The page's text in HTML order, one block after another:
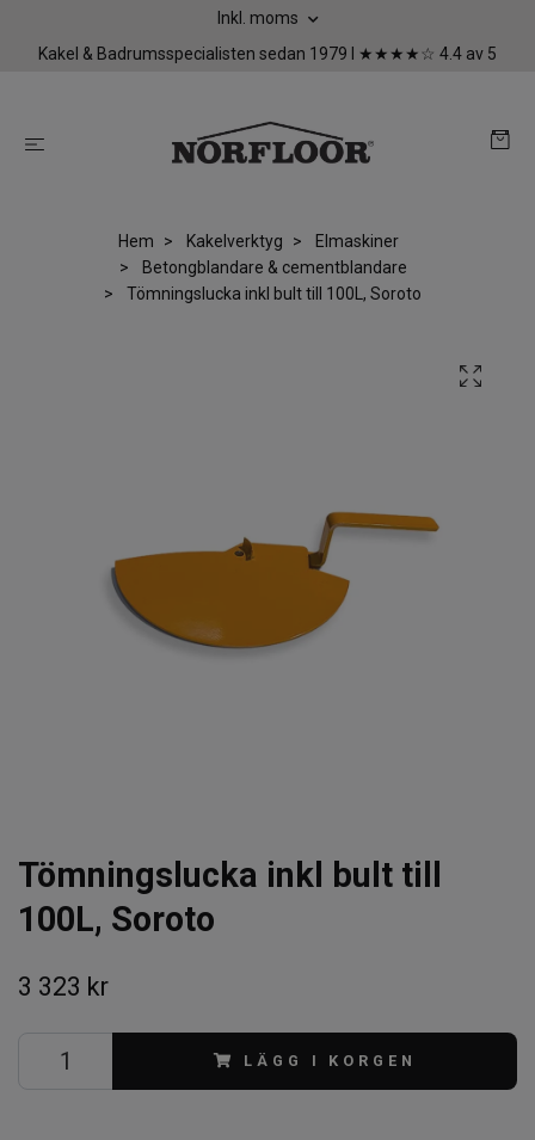
Inkl. moms
Kakel & Badrumsspecialisten sedan 1979 I ★★★★☆ 4.4 av 5
Hem Kakelverktyg
Elmaskiner
Betongblandare & cementblandare
Tömningslucka inkl bult till 100L, Soroto
Tömningslucka inkl bult till
100L, Soroto
3 323 kr
LÄGG I KORGEN